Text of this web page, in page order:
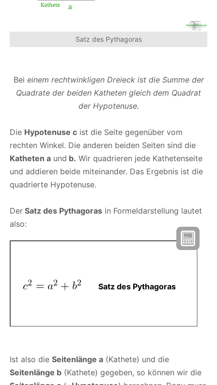
Satz des Pythagoras
Bei einem rechtwinkligen Dreieck ist die Summe der
Quadrate der beiden Katheten gleich dem Quadrat
der Hypotenuse.
Die Hypotenuse c ist die Seite gegenüber vom
rechten Winkel. Die anderen beiden Seiten sind die
Katheten a und b. Wir quadrieren jede Kathetenseite
und addieren beide miteinander. Das Ergebnis ist die
quadrierte Hypotenuse.
Der Satz des Pythagoras in Formeldarstellung lautet
also:
Satz des Pythagoras
Ist also die Seitenlänge a (Kathete) und die
Seitenlänge b (Kathete) gegeben, so können wir die